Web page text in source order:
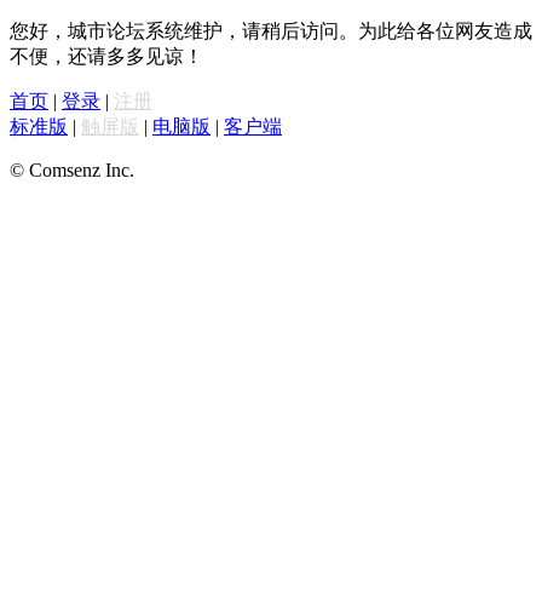
您好，城市论坛系统维护，请稍后访问。为此给各位网友造成
不便，还请多多见谅！
首页 | 登录 | 注册
标准版 | 触屏版 | 电脑版 | 客户端
© Comsenz Inc.